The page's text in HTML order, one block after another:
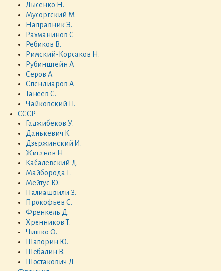
Лысенко Н.
Мусоргский М.
Направник Э.
Рахманинов С.
Ребиков В.
Римский-Корсаков Н.
Рубинштейн А.
Серов А.
Спендиаров А.
Танеев С.
Чайковский П.
СССР
Гаджибеков У.
Данькевич К.
Дзержинский И.
Жиганов Н.
Кабалевский Д.
Майборода Г.
Мейтус Ю.
Палиашвили З.
Прокофьев С.
Френкель Д.
Хренников Т.
Чишко О.
Шапорин Ю.
Шебалин В.
Шостакович Д.